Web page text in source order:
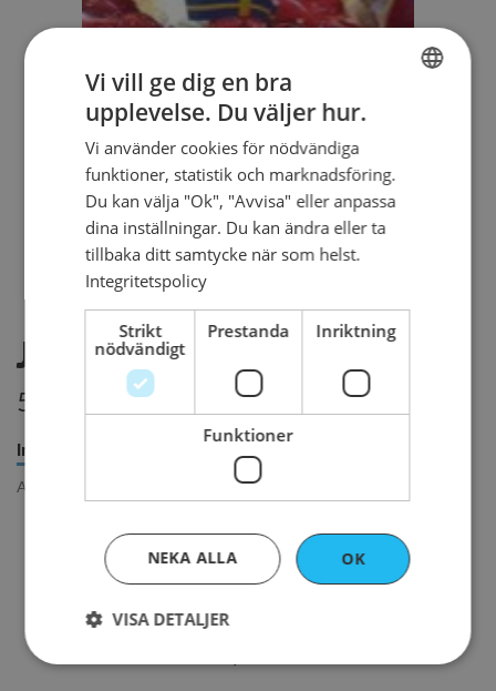
Jordgubbsbakelse
55 kr per styck
Innehåll
Allergener
: Gluten, Ägg, Mjölkprotein
Vi vill ge dig en bra
upplevelse. Du väljer hur.
Vi använder cookies för nödvändiga
funktioner, statistik och marknadsföring.
Du kan välja "Ok", "Avvisa" eller anpassa
dina inställningar. Du kan ändra eller ta
tillbaka ditt samtycke när som helst.
Integritetspolicy
Strikt
nödvändigt
Prestanda Inriktning
Funktioner
OK
NEKA ALLA
VISA DETALJER